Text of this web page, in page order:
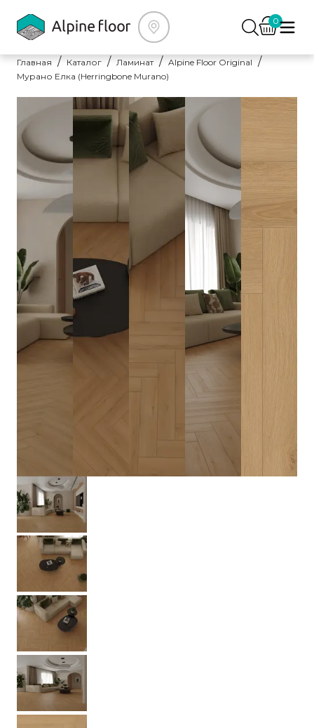
0
Главная Каталог Ламинат
Alpine Floor Original
Мурано Елка (Herringbone Murano)